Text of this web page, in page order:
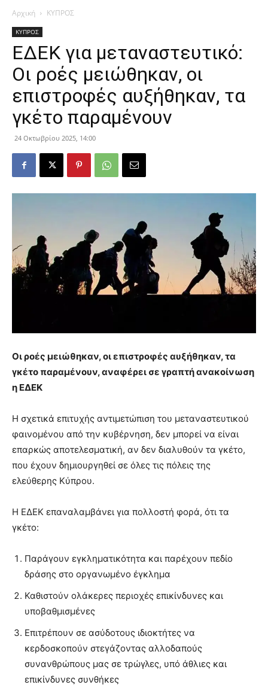
Αρχική ΚΥΠΡΟΣ
ΚΥΠΡΟΣ
ΕΔΕΚ για μεταναστευτικό:
Οι ροές μειώθηκαν, οι
επιστροφές αυξήθηκαν, τα
γκέτο παραμένουν
24 Οκτωβρίου 2025, 14:00
Οι ροές μειώθηκαν, οι επιστροφές αυξήθηκαν, τα
γκέτο παραμένουν, αναφέρει σε γραπτή ανακοίνωση
η ΕΔΕΚ
Η σχετικά επιτυχής αντιμετώπιση του μεταναστευτικού
φαινομένου από την κυβέρνηση, δεν μπορεί να είναι
επαρκώς αποτελεσματική, αν δεν διαλυθούν τα γκέτο,
που έχουν δημιουργηθεί σε όλες τις πόλεις της
ελεύθερης Κύπρου.
Η ΕΔΕΚ επαναλαμβάνει για πολλοστή φορά, ότι τα
γκέτο:
Παράγουν εγκληματικότητα και παρέχουν πεδίο
δράσης στο οργανωμένο έγκλημα
Καθιστούν ολάκερες περιοχές επικίνδυνες και
υποβαθμισμένες
Επιτρέπουν σε ασύδοτους ιδιοκτήτες να
κερδοσκοπούν στεγάζοντας αλλοδαπούς
συνανθρώπους μας σε τρώγλες, υπό άθλιες και
επικίνδυνες συνθήκες